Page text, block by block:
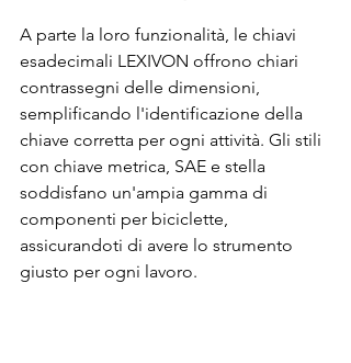
A parte la loro funzionalità, le chiavi
esadecimali LEXIVON offrono chiari
contrassegni delle dimensioni,
semplificando l'identificazione della
chiave corretta per ogni attività. Gli stili
con chiave metrica, SAE e stella
soddisfano un'ampia gamma di
componenti per biciclette,
assicurandoti di avere lo strumento
giusto per ogni lavoro.